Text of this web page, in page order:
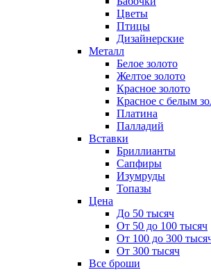
Цветы
Птицы
Дизайнерские
Металл
Белое золото
Желтое золото
Красное золото
Красное с белым
Платина
Палладий
Вставки
Бриллианты
Сапфиры
Изумруды
Топазы
Цена
До 50 тысяч
От 50 до 100 тысяч
От 100 до 300
От 300 тысяч
Все броши